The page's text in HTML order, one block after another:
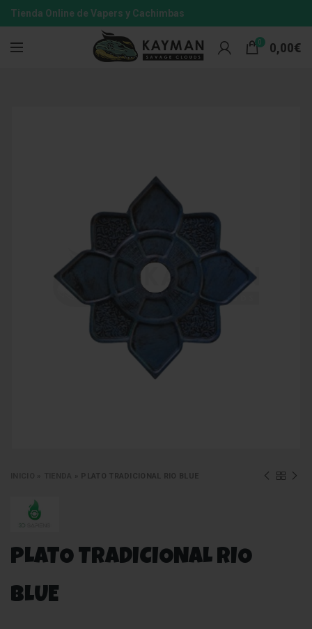
Tienda Online de Vapers y Cachimbas
0 0,00€
PLATO TRADICIONAL RIO BLUE
PLATO TRADICIONAL RIO
BLUE